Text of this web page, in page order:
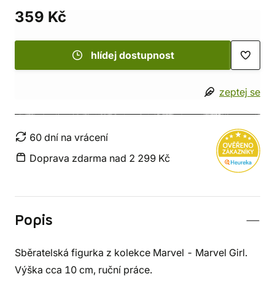
359 Kč
hlídej dostupnost
zeptej se
60 dní na vrácení
Doprava zdarma nad 2 299 Kč
Popis
Sběratelská figurka z kolekce Marvel - Marvel Girl.
Výška cca 10 cm, ruční práce.